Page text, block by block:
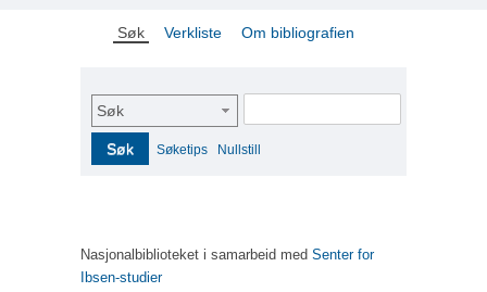
Søk Verkliste Om bibliografien
Søk
Søk Søketips Nullstill
Nasjonalbiblioteket i samarbeid med Senter for
Ibsen-studier